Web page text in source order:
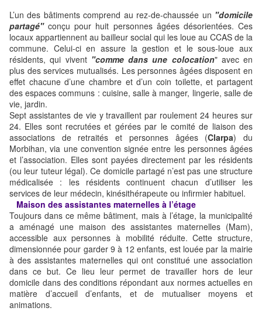
L’un des bâtiments comprend au rez-de-chaussée un "domicile
partagé"conçu pour huit personnes âgées désorientées. Ces
locaux appartiennent au bailleur social qui les loue au CCAS de la
commune. Celui-ci en assure la gestion et le sous-loue aux
résidents, qui vivent "comme dans une colocation" avec en
plus des services mutualisés. Les personnes âgées disposent en
effet chacune d’une chambre et d’un coin toilette, et partagent
des espaces communs : cuisine, salle à manger, lingerie, salle de
vie, jardin.
Sept assistantes de vie y travaillent par roulement 24 heures sur
24. Elles sont recrutées et gérées par le comité de liaison des
associations de retraités et personnes âgées (Clarpa) du
Morbihan, via une convention signée entre les personnes âgées
et l’association. Elles sont payées directement par les résidents
(ou leur tuteur légal). Ce domicile partagé n’est pas une structure
médicalisée : les résidents continuent chacun d’utiliser les
services de leur médecin, kinésithérapeute ou infirmier habituel.
Maison des assistantes maternelles à l’étage
Toujours dans ce même bâtiment, mais à l’étage, la municipalité
a aménagé une maison des assistantes maternelles (Mam),
accessible aux personnes à mobilité réduite. Cette structure,
dimensionnée pour garder 9 à 12 enfants, est louée par la mairie
à des assistantes maternelles qui ont constitué une association
dans ce but. Ce lieu leur permet de travailler hors de leur
domicile dans des conditions répondant aux normes actuelles en
matière d’accueil d’enfants, et de mutualiser moyens et
animations.